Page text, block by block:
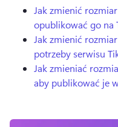
Jak zmienić
opublikować go na
Jak zmienić
potrzeby serwisu
Jak zmieniać
aby publikować je